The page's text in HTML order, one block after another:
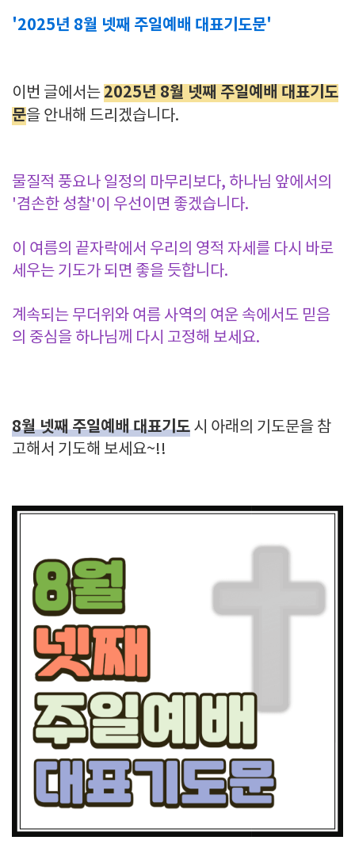
'2025년 8월 넷째 주일예배 대표기도문'
이번 글에서는 2025년 8월 넷째 주일예배 대표기도
문을 안내해 드리겠습니다.
물질적 풍요나 일정의 마무리보다, 하나님 앞에서의
'겸손한 성찰'이 우선이면 좋겠습니다.
이 여름의 끝자락에서 우리의 영적 자세를 다시 바로
세우는 기도가 되면 좋을 듯합니다.
계속되는 무더위와 여름 사역의 여운 속에서도 믿음
의 중심을 하나님께 다시 고정해 보세요.
8월 넷째 주일예배 대표기도 시 아래의 기도문을 참
고해서 기도해 보세요~!!